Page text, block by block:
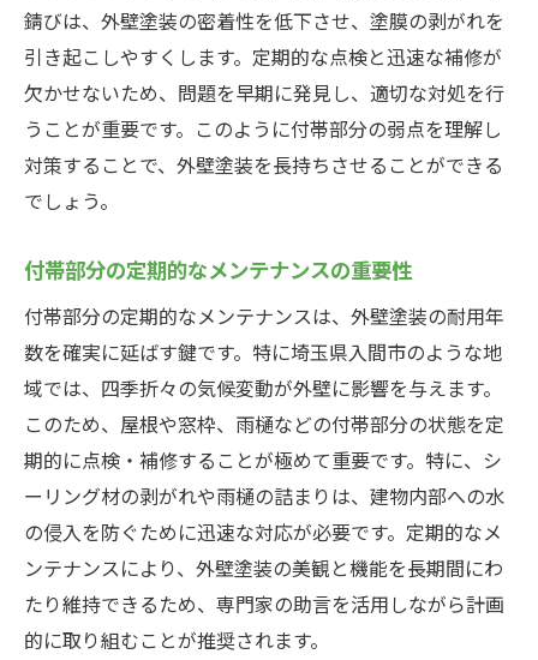
錆びは、外壁塗装の密着性を低下させ、塗膜の剥がれを
引き起こしやすくします。定期的な点検と迅速な補修が
欠かせないため、問題を早期に発見し、適切な対処を行
うことが重要です。このように付帯部分の弱点を理解し
対策することで、外壁塗装を長持ちさせることができる
でしょう。
付帯部分の定期的なメンテナンスの重要性
付帯部分の定期的なメンテナンスは、外壁塗装の耐用年
数を確実に延ばす鍵です。特に埼玉県入間市のような地
域では、四季折々の気候変動が外壁に影響を与えます。
このため、屋根や窓枠、雨樋などの付帯部分の状態を定
期的に点検・補修することが極めて重要です。特に、シ
ーリング材の剥がれや雨樋の詰まりは、建物内部への水
の侵入を防ぐために迅速な対応が必要です。定期的なメ
ンテナンスにより、外壁塗装の美観と機能を長期間にわ
たり維持できるため、専門家の助言を活用しながら計画
的に取り組むことが推奨されます。